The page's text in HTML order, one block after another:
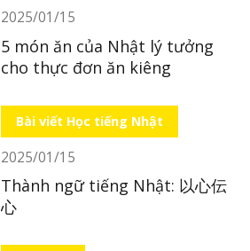
2025/01/15
5 món ăn của Nhật lý tưởng
cho thực đơn ăn kiêng
Bài viết Học tiếng Nhật
2025/01/15
Thành ngữ tiếng Nhật: 以心伝
心